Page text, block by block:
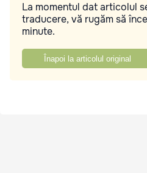
La momentul dat articolul
traducere, vă rugăm să
minute.
Înapoi la articolul original